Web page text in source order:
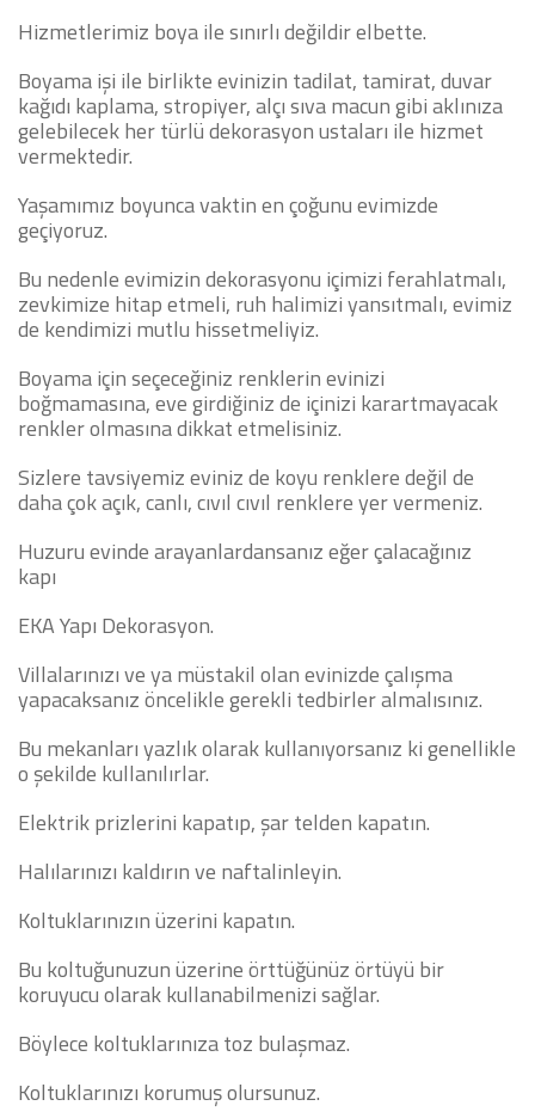
Hizmetlerimiz boya ile sınırlı değildir elbette.
Boyama işi ile birlikte evinizin tadilat, tamirat, duvar
kağıdı kaplama, stropiyer, alçı sıva macun gibi aklınıza
gelebilecek her türlü dekorasyon ustaları ile hizmet
vermektedir.
Yaşamımız boyunca vaktin en çoğunu evimizde
geçiyoruz.
Bu nedenle evimizin dekorasyonu içimizi ferahlatmalı,
zevkimize hitap etmeli, ruh halimizi yansıtmalı, evimiz
de kendimizi mutlu hissetmeliyiz.
Boyama için seçeceğiniz renklerin evinizi
boğmamasına, eve girdiğiniz de içinizi karartmayacak
renkler olmasına dikkat etmelisiniz.
Sizlere tavsiyemiz eviniz de koyu renklere değil de
daha çok açık, canlı, cıvıl cıvıl renklere yer vermeniz.
Huzuru evinde arayanlardansanız eğer çalacağınız
kapı
EKA Yapı Dekorasyon.
Villalarınızı ve ya müstakil olan evinizde çalışma
yapacaksanız öncelikle gerekli tedbirler almalısınız.
Bu mekanları yazlık olarak kullanıyorsanız ki genellikle
o şekilde kullanılırlar.
Elektrik prizlerini kapatıp, şar telden kapatın.
Halılarınızı kaldırın ve naftalinleyin.
Koltuklarınızın üzerini kapatın.
Bu koltuğunuzun üzerine örttüğünüz örtüyü bir
koruyucu olarak kullanabilmenizi sağlar.
Böylece koltuklarınıza toz bulaşmaz.
Koltuklarınızı korumuş olursunuz.